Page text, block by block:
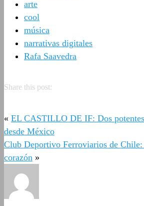
arte
cool
música
narrativas digitales
Rafa Saavedra
Share this post:
« EL CASTILLO DE IF: Dos
desde México
Club Deportivo Ferroviarios de Chile:
corazón »